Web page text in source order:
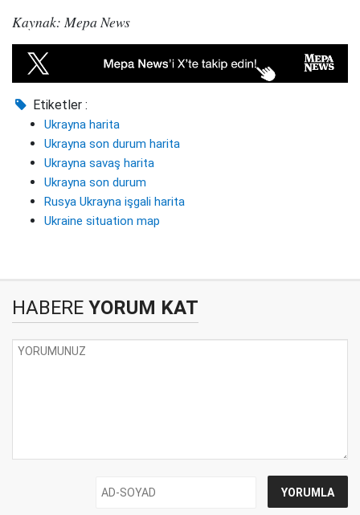
Kaynak: Mepa News
Etiketler :
Ukrayna harita
Ukrayna son durum harita
Ukrayna savaş harita
Ukrayna son durum
Rusya Ukrayna işgali harita
Ukraine situation map
HABERE YORUM KAT